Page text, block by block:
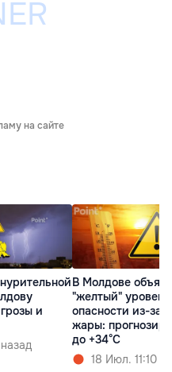
на сайте
и
В Молдове
"желтый" уровень
опасности из-за
жары:
до +34°C
18 Июл. 11:10